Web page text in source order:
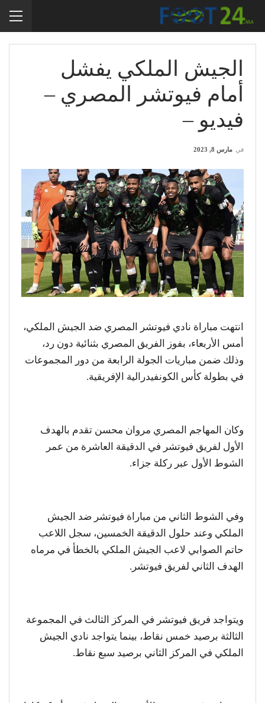
الجيش الملكي يفشل
أمام فيوتشر المصري –
فيديو –
في مارس 8, 2023
انتهت مباراة نادي فيوتشر المصري ضد الجيش الملكي،
أمس الأربعاء، بفوز الفريق المصري بثنائية دون رد،
وذلك ضمن مباريات الجولة الرابعة من دور المجموعات
في بطولة كأس الكونفيدرالية الإفريقية.
وكان المهاجم المصري مروان محسن تقدم بالهدف
الأول لفريق فيوتشر في الدقيقة العاشرة من عمر
الشوط الأول عبر ركلة جزاء.
وفي الشوط الثاني من مباراة فيوتشر ضد الجيش
الملكي وعند حلول الدقيقة الخمسين، سجل اللاعب
حاتم الصوابي لاعب الجيش الملكي بالخطأ في مرماه
الهدف الثاني لفريق فيوتشر.
ويتواجد فريق فيوتشر في المركز الثالث في المجموعة
الثالثة برصيد خمس نقاط، بينما يتواجد نادي الجيش
الملكي في المركز الثاني برصيد سبع نقاط.